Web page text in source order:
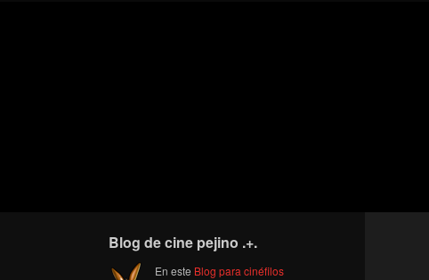
Blog de cine pejino .+.
En este Blog para cinéfilos